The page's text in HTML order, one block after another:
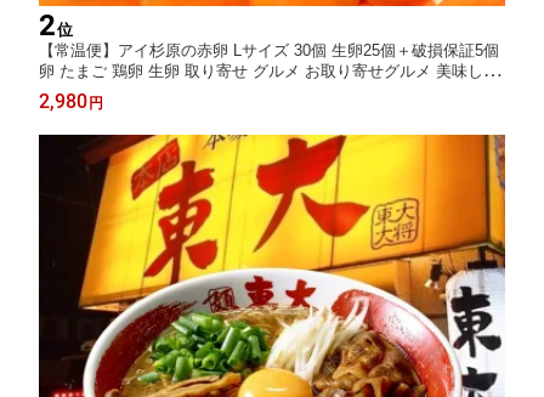
2位
【常温便】アイ杉原の赤卵 Lサイズ 30個 生卵25個＋破損保証5個
卵 たまご 鶏卵 生卵 取り寄せ グルメ お取り寄せグルメ 美味しい
新鮮 新鮮な生卵 産みたて卵 赤い卵 赤卵 直送 産地直送 養鶏 養鶏
場 健康 高級 ギフト 贈答用 お歳暮 お中元 徳島 徳島県産
2,980 円